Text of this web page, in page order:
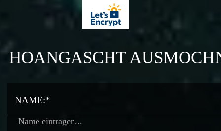
HOANGASCHT
NAME:*